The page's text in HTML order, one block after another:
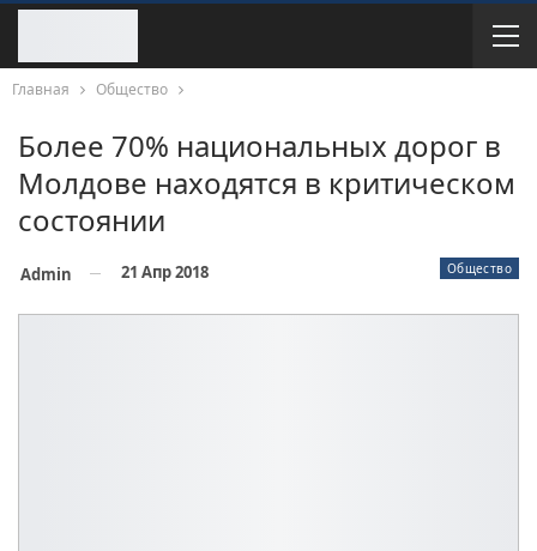
Главная Общество
Более 70% национальных дорог в
Молдове находятся в критическом
состоянии
Общество
Admin 21 Апр 2018